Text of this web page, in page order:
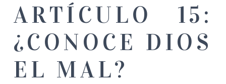
ARTÍCULO 15:
¿CONOCE DIOS
EL MAL?